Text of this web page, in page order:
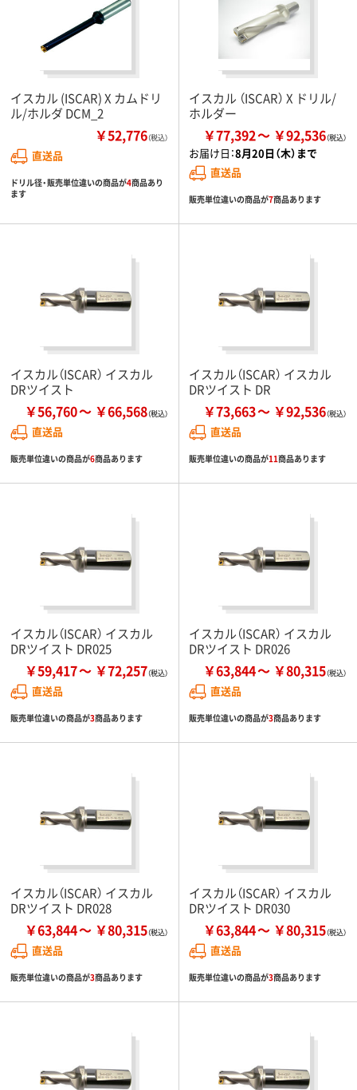
イスカル (ISCAR) X カムドリ
ル/ホルダ DCM_2
￥52,776（税込）
直送品
ドリル径・販売単位違いの商品が4商品あり
ます
イスカル （ISCAR） X ドリル/
ホルダー
￥77,392 ￥92,536
お届け日：8月20日（木）まで
直送品
販売単位違いの商品が7商品あります
イスカル（ISCAR） イスカル
DRツイスト
￥56,760 ￥66,568
直送品
販売単位違いの商品が6商品あります
イスカル（ISCAR） イスカル
DRツイスト DR
￥73,663 ￥92,536
直送品
販売単位違いの商品が11商品あります
イスカル（ISCAR） イスカル
DRツイスト DR025
￥59,417 ￥72,257
直送品
販売単位違いの商品が3商品あります
イスカル（ISCAR） イスカル
DRツイスト DR026
￥63,844 ￥80,315
直送品
販売単位違いの商品が3商品あります
イスカル（ISCAR） イスカル
DRツイスト DR028
￥63,844 ￥80,315
直送品
販売単位違いの商品が3商品あります
イスカル（ISCAR） イスカル
DRツイスト DR030
￥63,844 ￥80,315
直送品
販売単位違いの商品が3商品あります